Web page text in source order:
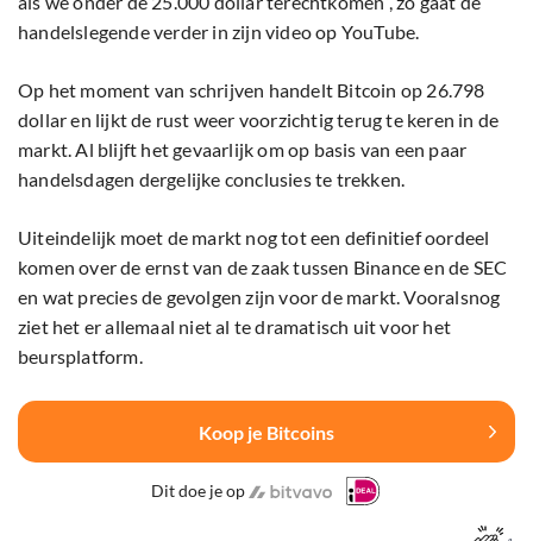
handelslegende verder in zijn video op YouTube.
Op het moment van schrijven handelt Bitcoin op 26.798
dollar en lijkt de rust weer voorzichtig terug te keren in de
markt. Al blijft het gevaarlijk om op basis van een paar
handelsdagen dergelijke conclusies te trekken.
Uiteindelijk moet de markt nog tot een definitief oordeel
komen over de ernst van de zaak tussen Binance en de SEC
en wat precies de gevolgen zijn voor de markt. Vooralsnog
ziet het er allemaal niet al te dramatisch uit voor het
beursplatform.
Koop je Bitcoins
Dit doe je op